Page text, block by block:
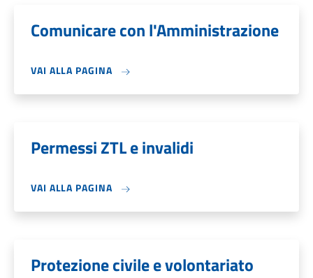
Comunicare con l'Amministrazione
VAI ALLA PAGINA
Permessi ZTL e invalidi
VAI ALLA PAGINA
Protezione civile e volontariato